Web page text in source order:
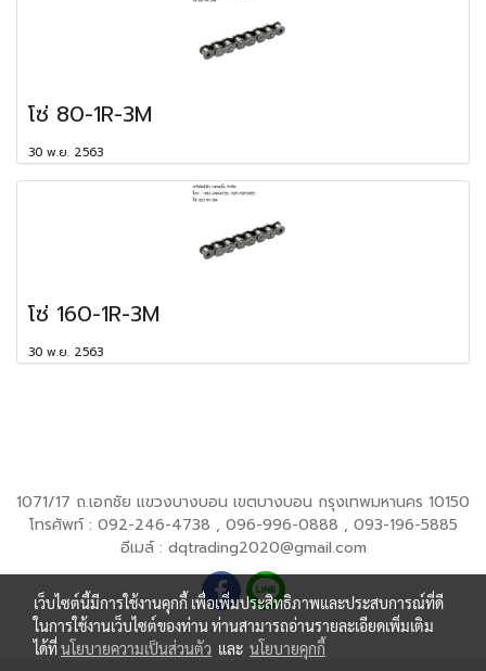
โซ่ 80-1R-3M
30 พ.ย. 2563
โซ่ 160-1R-3M
30 พ.ย. 2563
1071/17 ถ.เอกชัย แขวงบางบอน เขตบางบอน กรุงเทพมหานคร 10150
โทรศัพท์ : 092-246-4738 , 096-996-0888 , 093-196-5885
อีเมล์ : dqtrading2020@gmail.com
เว็บไซต์นี้มีการใช้งานคุกกี้ เพื่อเพิ่มประสิทธิภาพและประสบการณ์ที่ดี
ในการใช้งานเว็บไซต์ของท่าน ท่านสามารถอ่านรายละเอียดเพิ่มเติม
ได้ที่นโยบายความเป็นส่วนตัว และ นโยบายคุกกี้